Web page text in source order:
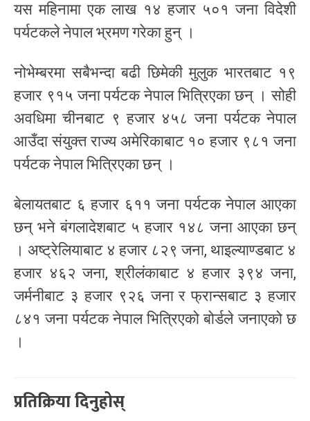
यस महिनामा एक लाख १४ हजार ५०१ जना विदेशी
पर्यटकले नेपाल भ्रमण गरेका हुन् ।
नोभेम्बरमा सबैभन्दा बढी छिमेकी मुलुक भारतबाट १९
हजार ९१५ जना पर्यटक नेपाल भित्रिएका छन् । सोही
अवधिमा चीनबाट ९ हजार ४५८ जना पर्यटक नेपाल
आउँदा संयुक्त राज्य अमेरिकाबाट १० हजार ९८१ जना
पर्यटक नेपाल भित्रिएका छन् ।
बेलायतबाट ६ हजार ६११ जना पर्यटक नेपाल आएका
छन् भने बंगलादेशबाट ५ हजार १४८ जना आएका छन्
। अष्ट्रेलियाबाट ४ हजार ८२९ जना, थाइल्याण्डबाट ४
हजार ४६२ जना, श्रीलंकाबाट ४ हजार ३९४ जना,
जर्मनीबाट ३ हजार ९२६ जना र फ्रान्सबाट ३ हजार
८४१ जना पर्यटक नेपाल भित्रिएको बोर्डले जनाएको छ
।
प्रतिक्रिया दिनुहोस्